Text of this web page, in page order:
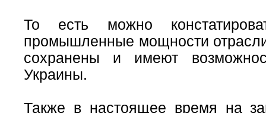
То есть можно
промышленные мощности
сохранены и имеют
Украины.
Также в настоящее время на